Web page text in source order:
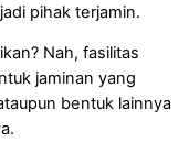
pihak terjamin.
Nah, fasilitas
jaminan yang
bentuk lainnya